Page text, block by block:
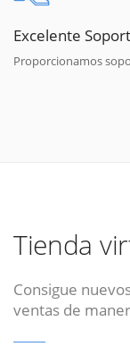
Excelente
Proporcionamos
Tienda
Consigue
ventas de